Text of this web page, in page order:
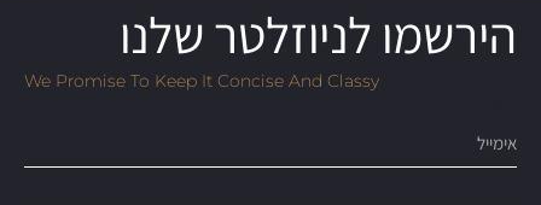
הירשמו לניוזלטר שלנו
We Promise To Keep It Concise And Classy